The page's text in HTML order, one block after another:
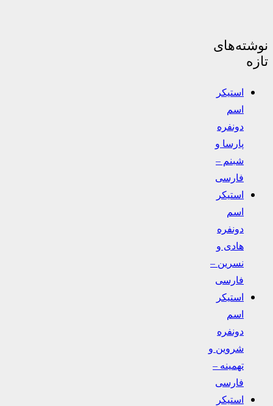
نوشته‌های
تازه
استیکر
اسم
دونفره
پارسا و
شبنم –
فارسی
استیکر
اسم
دونفره
هادی و
نسرین –
فارسی
استیکر
اسم
دونفره
شروین و
تهمینه –
فارسی
استیکر